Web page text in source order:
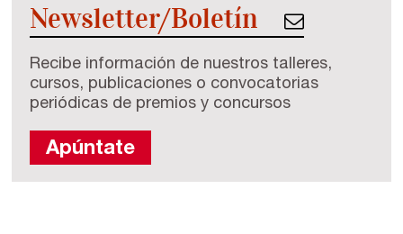
Newsletter/Boletín
Recibe información de nuestros talleres,
cursos, publicaciones o convocatorias
periódicas de premios y concursos
Apúntate